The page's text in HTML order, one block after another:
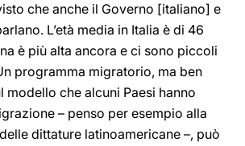
che anche il Governo [italiano] e
L’età media in Italia è di 46
è più alta ancora e ci sono piccoli
programma migratorio, ma ben
modello che alcuni Paesi hanno
– penso per esempio alla
dittature latinoamericane –, può